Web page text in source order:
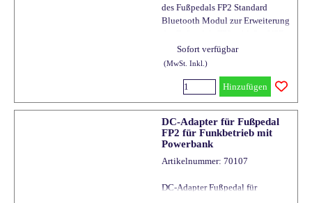
des Fußpedals FP2 Standard
Bluetooth Modul zur Erweiterung
C Port Anschlüsse
Nachrüstung jederzeit in einem
Sofort verfügbar
(MwSt. Inkl.)
Hinzufügen
DC-Adapter für Fußpedal
FP2 für Funkbetrieb mit
Powerbank
Artikelnummer: 70107
DC-Adapter Fußpedal für